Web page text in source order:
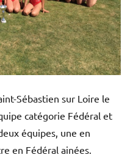
Sébastien sur Loire le
catégorie Fédéral et
équipes, une en
en Fédéral ainées.